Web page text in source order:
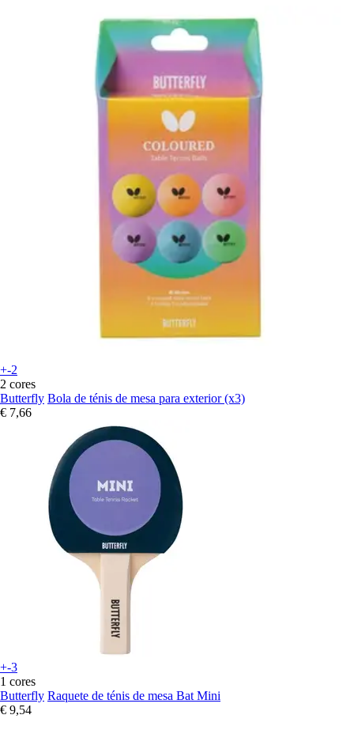
+-2
2 cores
Butterfly Bola de ténis de mesa para exterior (x3)
€ 7,66
+-3
1 cores
Butterfly Raquete de ténis de mesa Bat Mini
€ 9,54